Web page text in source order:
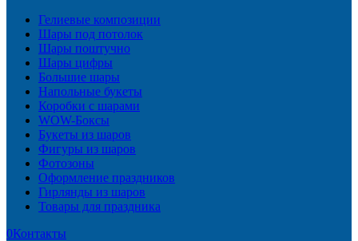
Гелиевые композиции
Шары под потолок
Шары поштучно
Шары цифры
Большие шары
Напольные букеты
Коробки с шарами
WOW-Боксы
Букеты из шаров
Фигуры из шаров
Фотозоны
Оформление праздников
Гирлянды из шаров
Товары для праздника
0Контакты